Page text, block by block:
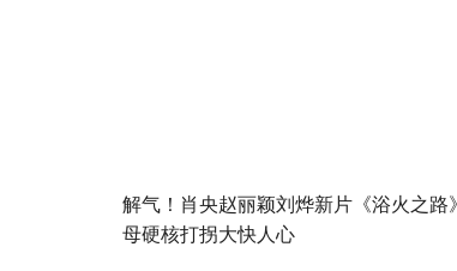
解气！肖央赵丽颖刘烨新片《浴火之路
母硬核打拐大快人心